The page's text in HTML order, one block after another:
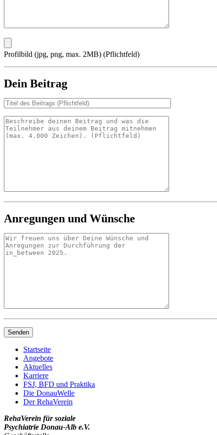
Profilbild (jpg, png, max. 2MB) (Pflichtfeld)
Dein Beitrag
Anregungen und Wünsche
Startseite
Angebote
Aktuelles
Karriere
FSJ, BFD und Praktika
Die DonauWelle
Der RehaVerein
RehaVerein für soziale
Psychiatrie Donau-Alb e.V.